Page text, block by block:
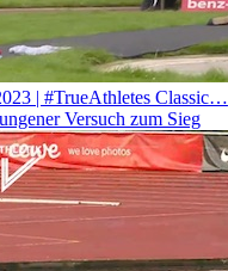
| #TrueAthletes Classic…
Versuch zum Sieg